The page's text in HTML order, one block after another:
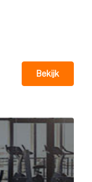
Bekijk